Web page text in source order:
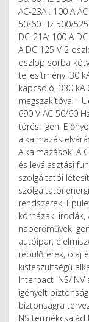
AC-23A : 100 A
50/60 Hz 500/525
DC-21A: 100 A
A DC 125 V 2
oszlop sorba
teljesítmény: 30
kapcsoló, 330 kA
megszakítóval -
690 V AC 50/60
törés: igen.
alkalmazás
Alkalmazások: A
és leválasztási
szolgáltatói
szolgáltatói
rendszerek,
kórházak,
naperőművek,
autóipar,
repülőterek, olaj
kisfeszültségű
Interpact INS/
igényelt
biztonságra
NS termékcsalád